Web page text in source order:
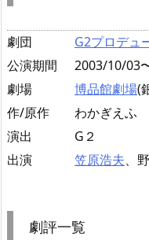
劇団
G2プロデュ
公演期間
2003/10/03
劇場
博品館劇場(
作/原作
わかぎえふ
演出
G２
出演
笠原浩夫、
劇評一覧